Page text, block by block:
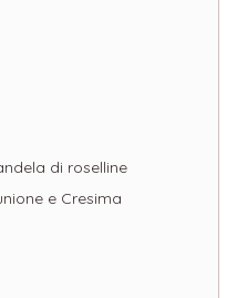
di roselline
e Cresima